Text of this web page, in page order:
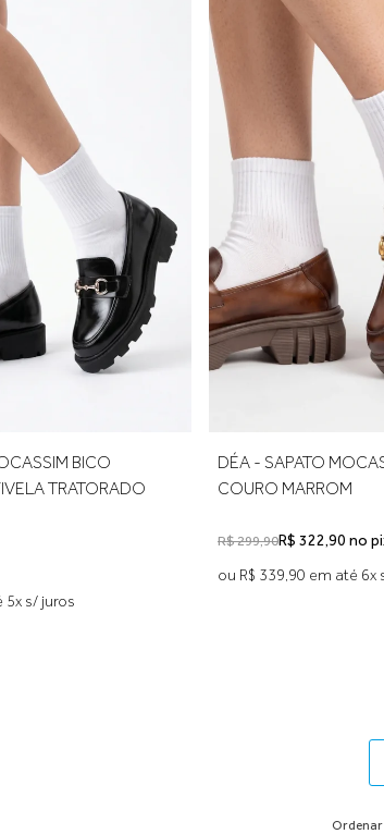
conforto no uso. Se estiver entre dois
BICO
TRATORADO
5x s/ juros
DÉA - SAPATO
COURO MARROM
R$ 299,90R$ 322,90 no
ou R$ 339,90 em até 6x